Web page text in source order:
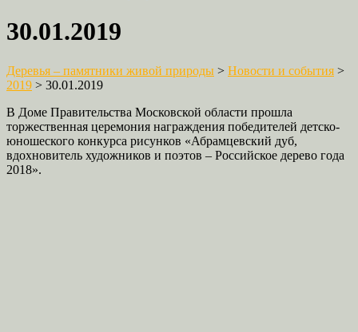
30.01.2019
Деревья – памятники живой природы > Новости и события >
2019 > 30.01.2019
В Доме Правительства Московской области прошла
торжественная церемония награждения победителей детско-
юношеского конкурса рисунков «Абрамцевский дуб,
вдохновитель художников и поэтов – Российское дерево года
2018».